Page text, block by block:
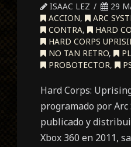
ISAAC LEZ
29
ACCION, ARC
CONTRA, HARD
HARD CORPS
NO TAN RETRO,
PROBOTECTOR,
Hard Corps:
programado por Arc
publicado y
Xbox 360 en 2011,